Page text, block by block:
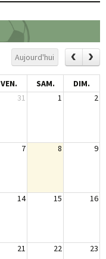
Aujourd'hui
VEN. SAM.
DIM.
31 1 2
7 8 9
14 15 16
21 22 23